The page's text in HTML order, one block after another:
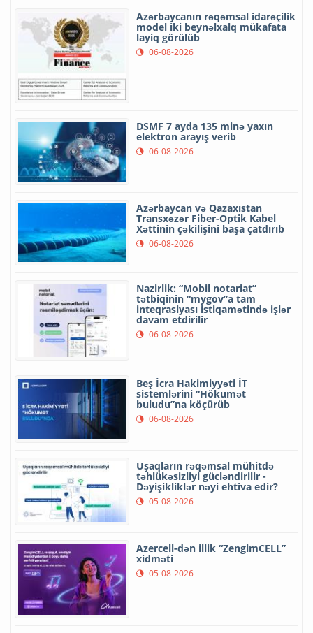
Azərbaycanın rəqəmsal idarəçilik
model iki beynəlxalq mükafata
layiq görülüb
06-08-2026
DSMF 7 ayda 135 minə yaxın
elektron arayış verib
06-08-2026
Azərbaycan və Qazaxıstan
Transxəzər Fiber-Optik Kabel
Xəttinin çəkilişini başa çatdırıb
06-08-2026
Nazirlik: “Mobil notariat”
tətbiqinin “mygov”a tam
inteqrasiyası istiqamətində işlər
davam etdirilir
06-08-2026
Beş İcra Hakimiyyəti İT
sistemlərini “Hökumət
buludu”na köçürüb
06-08-2026
Uşaqların rəqəmsal mühitdə
təhlükəsizliyi gücləndirilir -
Dəyişikliklər nəyi ehtiva edir?
05-08-2026
Azercell-dən illik “ZengimCELL”
xidməti
05-08-2026